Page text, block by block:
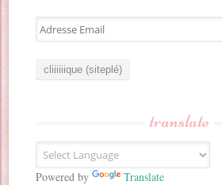
A
d
E
m
a
translate
Powered by Translate